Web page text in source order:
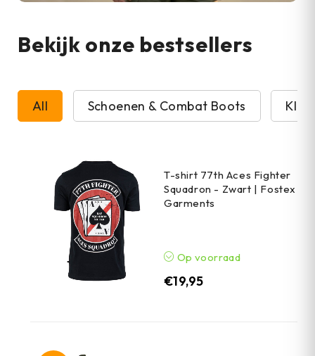
Bekijk onze bestsellers
All Schoenen & Combat Boots
T-shirt 77th Aces Fighter
Squadron - Zwart | Fostex
Garments
Op voorraad
€19,95